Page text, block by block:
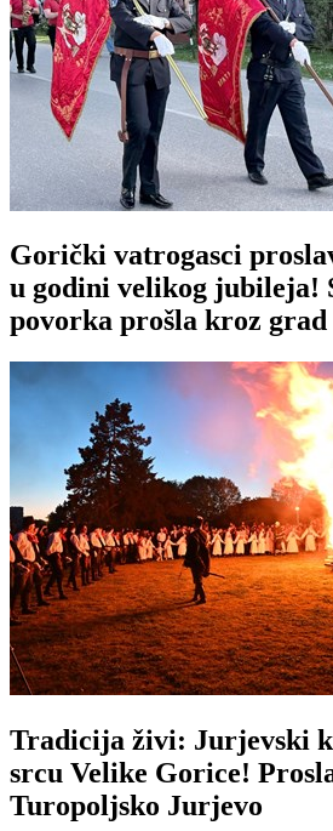
Gorički vatrogasci
u godini velikog jubileja!
povorka prošla kroz grad
Tradicija živi: Jurjevski
srcu Velike Gorice!
Turopoljsko Jurjevo